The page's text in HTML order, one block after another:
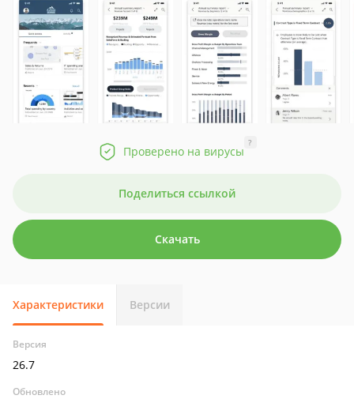
Проверено на вирусы
?
Поделиться ссылкой
Скачать
Характеристики Версии
Версия
26.7
Обновлено